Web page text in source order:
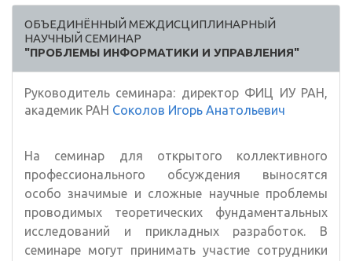
ОБЪЕДИНЁННЫЙ МЕЖДИСЦИПЛИНАРНЫЙ
НАУЧНЫЙ СЕМИНАР
"ПРОБЛЕМЫ ИНФОРМАТИКИ И УПРАВЛЕНИЯ"
Руководитель семинара: директор ФИЦ ИУ РАН,
академик РАН Соколов Игорь Анатольевич
На семинар для открытого коллективного
профессионального обсуждения выносятся
особо значимые и сложные научные проблемы
проводимых теоретических фундаментальных
исследований и прикладных разработок. В
семинаре могут принимать участие сотрудники